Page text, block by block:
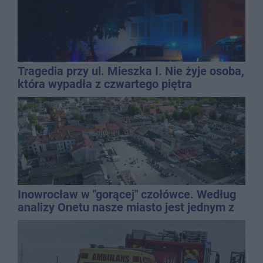
Tragedia przy ul. Mieszka I. Nie żyje osoba,
która wypadła z czwartego piętra
Inowrocław w "gorącej" czołówce. Według
analizy Onetu nasze miasto jest jednym z
najbardziej narażonych na upały